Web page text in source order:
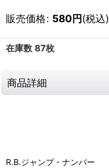
販売価格: 580円(税込)
在庫数 87枚
商品詳細
R.B.ジャンプ・ナンバー